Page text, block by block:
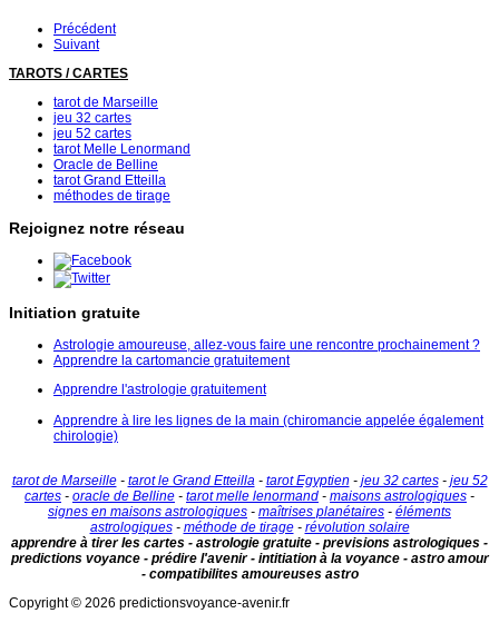
Précédent
Suivant
TAROTS / CARTES
tarot de Marseille
jeu 32 cartes
jeu 52 cartes
tarot Melle Lenormand
Oracle de Belline
tarot Grand Etteilla
méthodes de tirage
Rejoignez notre réseau
Initiation gratuite
Astrologie amoureuse, allez-vous faire une rencontre prochainement ?
Apprendre la cartomancie gratuitement
Apprendre l'astrologie gratuitement
Apprendre à lire les lignes de la main (chiromancie appelée également
chirologie)
tarot de Marseille- tarot le Grand Etteilla- tarot Egyptien - jeu 32 cartes- jeu 52
cartes - oracle de Belline - tarot melle lenormand - maisons astrologiques -
signes en maisons astrologiques - maîtrises planétaires - éléments
astrologiques- méthode de tirage- révolution solaire
apprendre à tirer les cartes - astrologie gratuite - previsions astrologiques -
predictions voyance - prédire l'avenir - intitiation à la voyance - astro amour
- compatibilites amoureuses astro
Copyright © 2026 predictionsvoyance-avenir.fr